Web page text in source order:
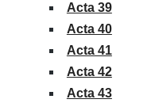
Acta 39
Acta 40
Acta 41
Acta 42
Acta 43